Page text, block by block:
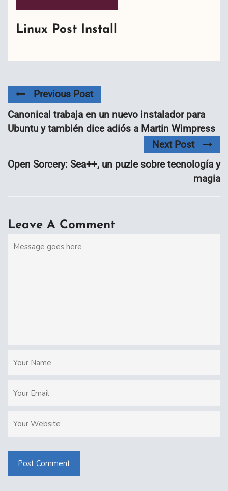
Linux Post Install
Previous Post
Canonical trabaja en un nuevo instalador para
Ubuntu y también dice adiós a Martin Wimpress
Next Post
Open Sorcery: Sea++, un puzle sobre tecnología y
magia
Leave A Comment
Post Comment